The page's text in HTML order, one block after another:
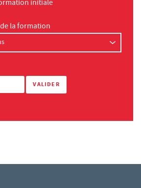
initiale
la formation